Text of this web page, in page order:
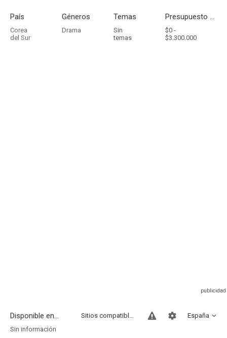
País
Corea
del Sur
Géneros
Drama
Temas
Sin
temas
Presupuesto - Ingresos
$0 -
$3.300.000
Disponible en... España
Sitios compatibles
Sin información